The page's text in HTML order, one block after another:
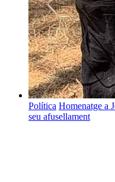
Política Homenatge a
seu afusellament